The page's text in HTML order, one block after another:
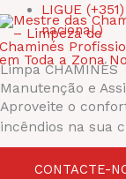
Skip
to
content
LIGUE
nacional )
Limpa CHAMINÉS
Manutenção e
Aproveite o
incêndios na sua
CONTACTE-